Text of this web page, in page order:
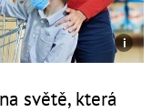
světě, která